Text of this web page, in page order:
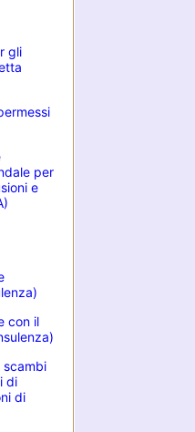
gli
per
e
con il
scambi
di
di